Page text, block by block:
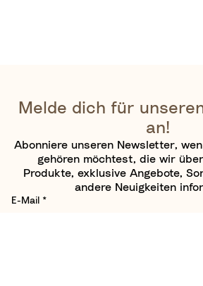
Melde dich für
an!
Abonniere unseren Newsletter,
gehören möchtest, die wir
Produkte, exklusive Angebote,
andere Neuigkeiten
E-Mail *